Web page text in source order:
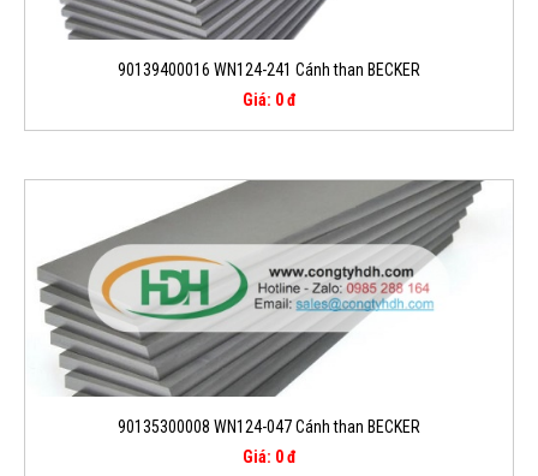
90139400016 WN124-241 Cánh than BECKER
Giá: 0 đ
90135300008 WN124-047 Cánh than BECKER
Giá: 0 đ